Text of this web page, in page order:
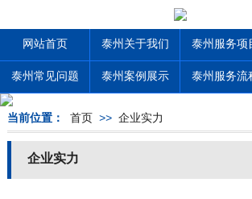
网站首页 泰州关于我们 泰州服务项
泰州常见问题 泰州案例展示 泰州服务流
当前位置： 首页 >> 企业实力
企业实力